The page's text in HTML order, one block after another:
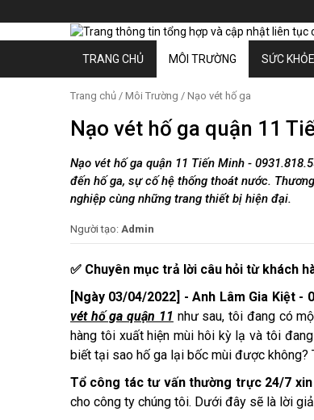
TRANG CHỦ MÔI TRƯỜNG SỨC KHỎE
Trang chủ / Môi Trường / Nạo vét hố ga
Nạo vét hố ga quận 11
Nạo vét hố ga quận 11 Tiến Minh -
đến hố ga, sự cố hệ thống thoát nước.
nghiệp cùng những trang thiết bị hiện đại.
Người tạo: Admin
✅ Chuyên mục trả lời câu hỏi từ khách
[Ngày 03/04/2022] - Anh Lâm Gia Kiệt -
vét hố ga quận 11 như sau, tôi đang có
hàng tôi xuất hiện mùi hôi kỳ lạ và tôi
biết tại sao hố ga lại bốc mùi được không?
Tổ công tác tư vấn thường trực 24/7
cho công ty chúng tôi. Dưới đây sẽ là lời